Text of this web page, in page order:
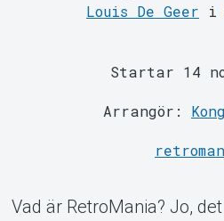
Louis De Geer i
Startar 14
Arrangör:
Vad är RetroMania? Jo,